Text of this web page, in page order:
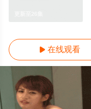
 在线观看